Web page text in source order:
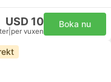
USD 10
per vuxen
Boka nu